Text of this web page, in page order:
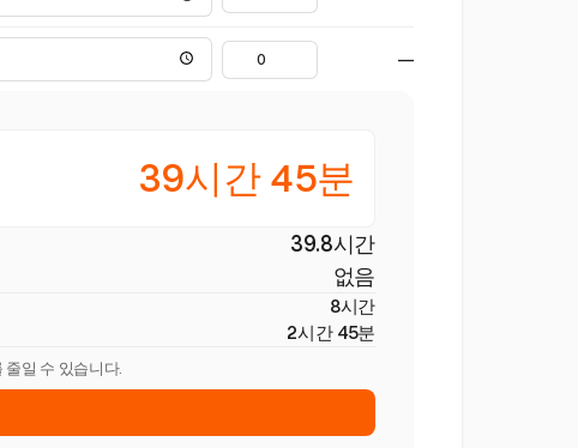
—
39시간 45분
39.8시간
없음
8시간
2시간 45분
일 수 있습니다.